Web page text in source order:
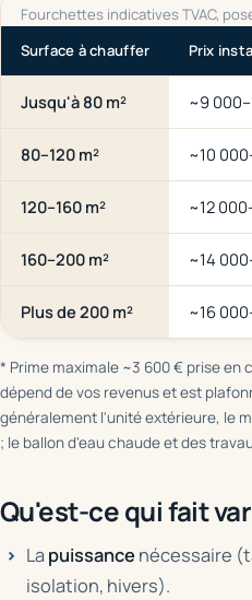
Fourchettes indicatives TVAC,
Surface à chauffer
Prix
Jusqu'à 80 m² ~9
80–120 m² ~10
120–160 m² ~12
160–200 m² ~14
Plus de 200 m² ~16
* Prime maximale ~3 600 € prise en
dépend de vos revenus et est
généralement l'unité extérieure, le
; le ballon d'eau chaude et des
Qu'est-ce qui fait
Lapuissancenécessaire
isolation, hivers).